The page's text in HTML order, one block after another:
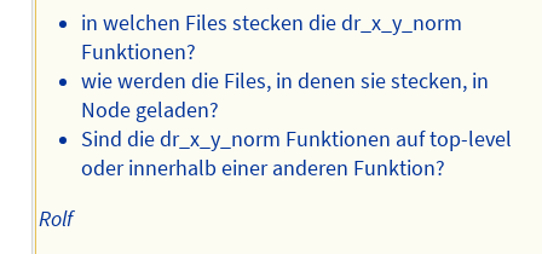
in welchen Files stecken die dr_x_y_norm
Funktionen?
wie werden die Files, in denen sie stecken, in
Node geladen?
Sind die dr_x_y_norm Funktionen auf top-level
oder innerhalb einer anderen Funktion?
Rolf